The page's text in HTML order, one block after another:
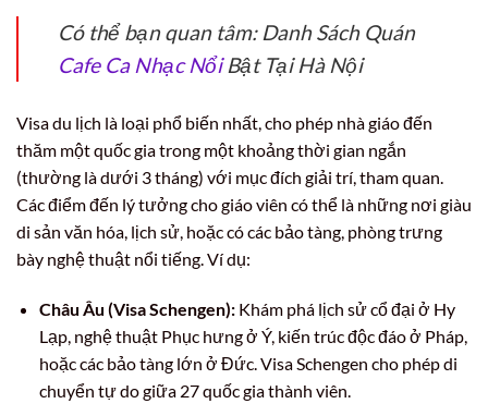
Có thể bạn quan tâm: Danh Sách Quán
Cafe Ca Nhạc NổiBật Tại Hà Nội
Visa du lịch là loại phổ biến nhất, cho phép nhà giáo đến
thăm một quốc gia trong một khoảng thời gian ngắn
(thường là dưới 3 tháng) với mục đích giải trí, tham quan.
Các điểm đến lý tưởng cho giáo viên có thể là những nơi giàu
di sản văn hóa, lịch sử, hoặc có các bảo tàng, phòng trưng
bày nghệ thuật nổi tiếng. Ví dụ:
Châu Âu (Visa Schengen):Khám phá lịch sử cổ đại ở Hy
Lạp, nghệ thuật Phục hưng ở Ý, kiến trúc độc đáo ở Pháp,
hoặc các bảo tàng lớn ở Đức. Visa Schengen cho phép di
chuyển tự do giữa 27 quốc gia thành viên.